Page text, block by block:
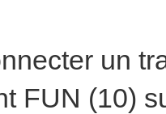
un
FUN (10)